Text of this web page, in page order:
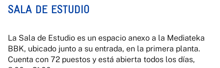
SALA DE ESTUDIO
La Sala de Estudio es un espacio anexo a la Mediateka
BBK, ubicado junto a su entrada, en la primera planta.
Cuenta con 72 puestos y está abierta todos los días,